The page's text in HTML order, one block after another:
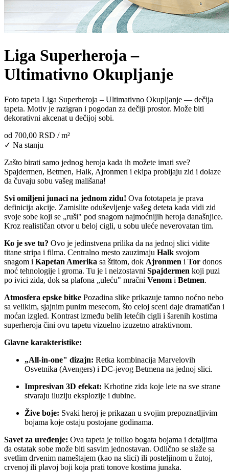
Liga Superheroja –
Ultimativno Okupljanje
Foto tapeta Liga Superheroja – Ultimativno Okupljanje — dečija
tapeta. Motiv je razigran i pogodan za dečiji prostor. Može biti
dekorativni akcenat u dečijoj sobi.
od 700,00 RSD / m²
✓ Na stanju
Zašto birati samo jednog heroja kada ih možete imati sve?
Spajdermen, Betmen, Halk, Ajronmen i ekipa probijaju zid i dolaze
da čuvaju sobu vašeg mališana!
Svi omiljeni junaci na jednom zidu! Ova fototapeta je prava
definicija akcije. Zamislite oduševljenje vašeg deteta kada vidi zid
svoje sobe koji se „ruši" pod snagom najmoćnijih heroja današnjice.
Kroz realističan otvor u beloj cigli, u sobu uleće neverovatan tim.
Ko je sve tu? Ovo je jedinstvena prilika da na jednoj slici vidite
titane stripa i filma. Centralno mesto zauzimaju Halk svojom
snagom i Kapetan Amerika sa štitom, dok Ajronmen i Tor donos
moć tehnologije i groma. Tu je i neizostavni Spajdermen koji puzi
po ivici zida, dok sa plafona „uleću" mračni Venom i Betmen.
Atmosfera epske bitke Pozadina slike prikazuje tamno noćno nebo
sa velikim, sjajnim punim mesecom, što celoj sceni daje dramatičan i
moćan izgled. Kontrast između belih letećih cigli i šarenih kostima
superheroja čini ovu tapetu vizuelno izuzetno atraktivnom.
Glavne karakteristike:
„All-in-one" dizajn: Retka kombinacija Marvelovih
Osvetnika (Avengers) i DC-jevog Betmena na jednoj slici.
Impresivan 3D efekat: Krhotine zida koje lete na sve strane
stvaraju iluziju eksplozije i dubine.
Žive boje: Svaki heroj je prikazan u svojim prepoznatljivim
bojama koje ostaju postojane godinama.
Savet za uređenje: Ova tapeta je toliko bogata bojama i detaljima
da ostatak sobe može biti sasvim jednostavan. Odlično se slaže sa
svetlim drvenim nameštajem (kao na slici) ili posteljinom u žutoj,
crvenoj ili plavoj boji koja prati tonove kostima junaka.